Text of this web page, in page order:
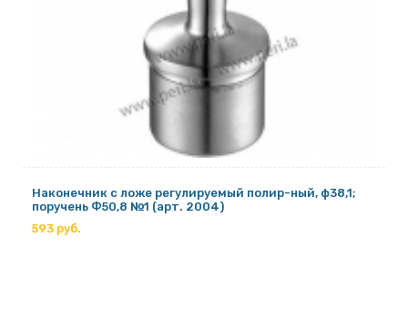
Наконечник с ложе регулируемый полир-ный, ф38,1;
поручень Ф50,8 №1 (арт. 2004)
593 руб.